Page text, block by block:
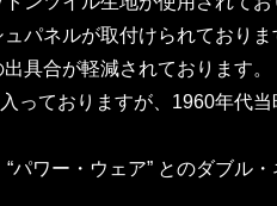
パネルが取付けられており
具合が軽減されております。
っておりますが、1960年代
“パワー・ウェア” とのダブ